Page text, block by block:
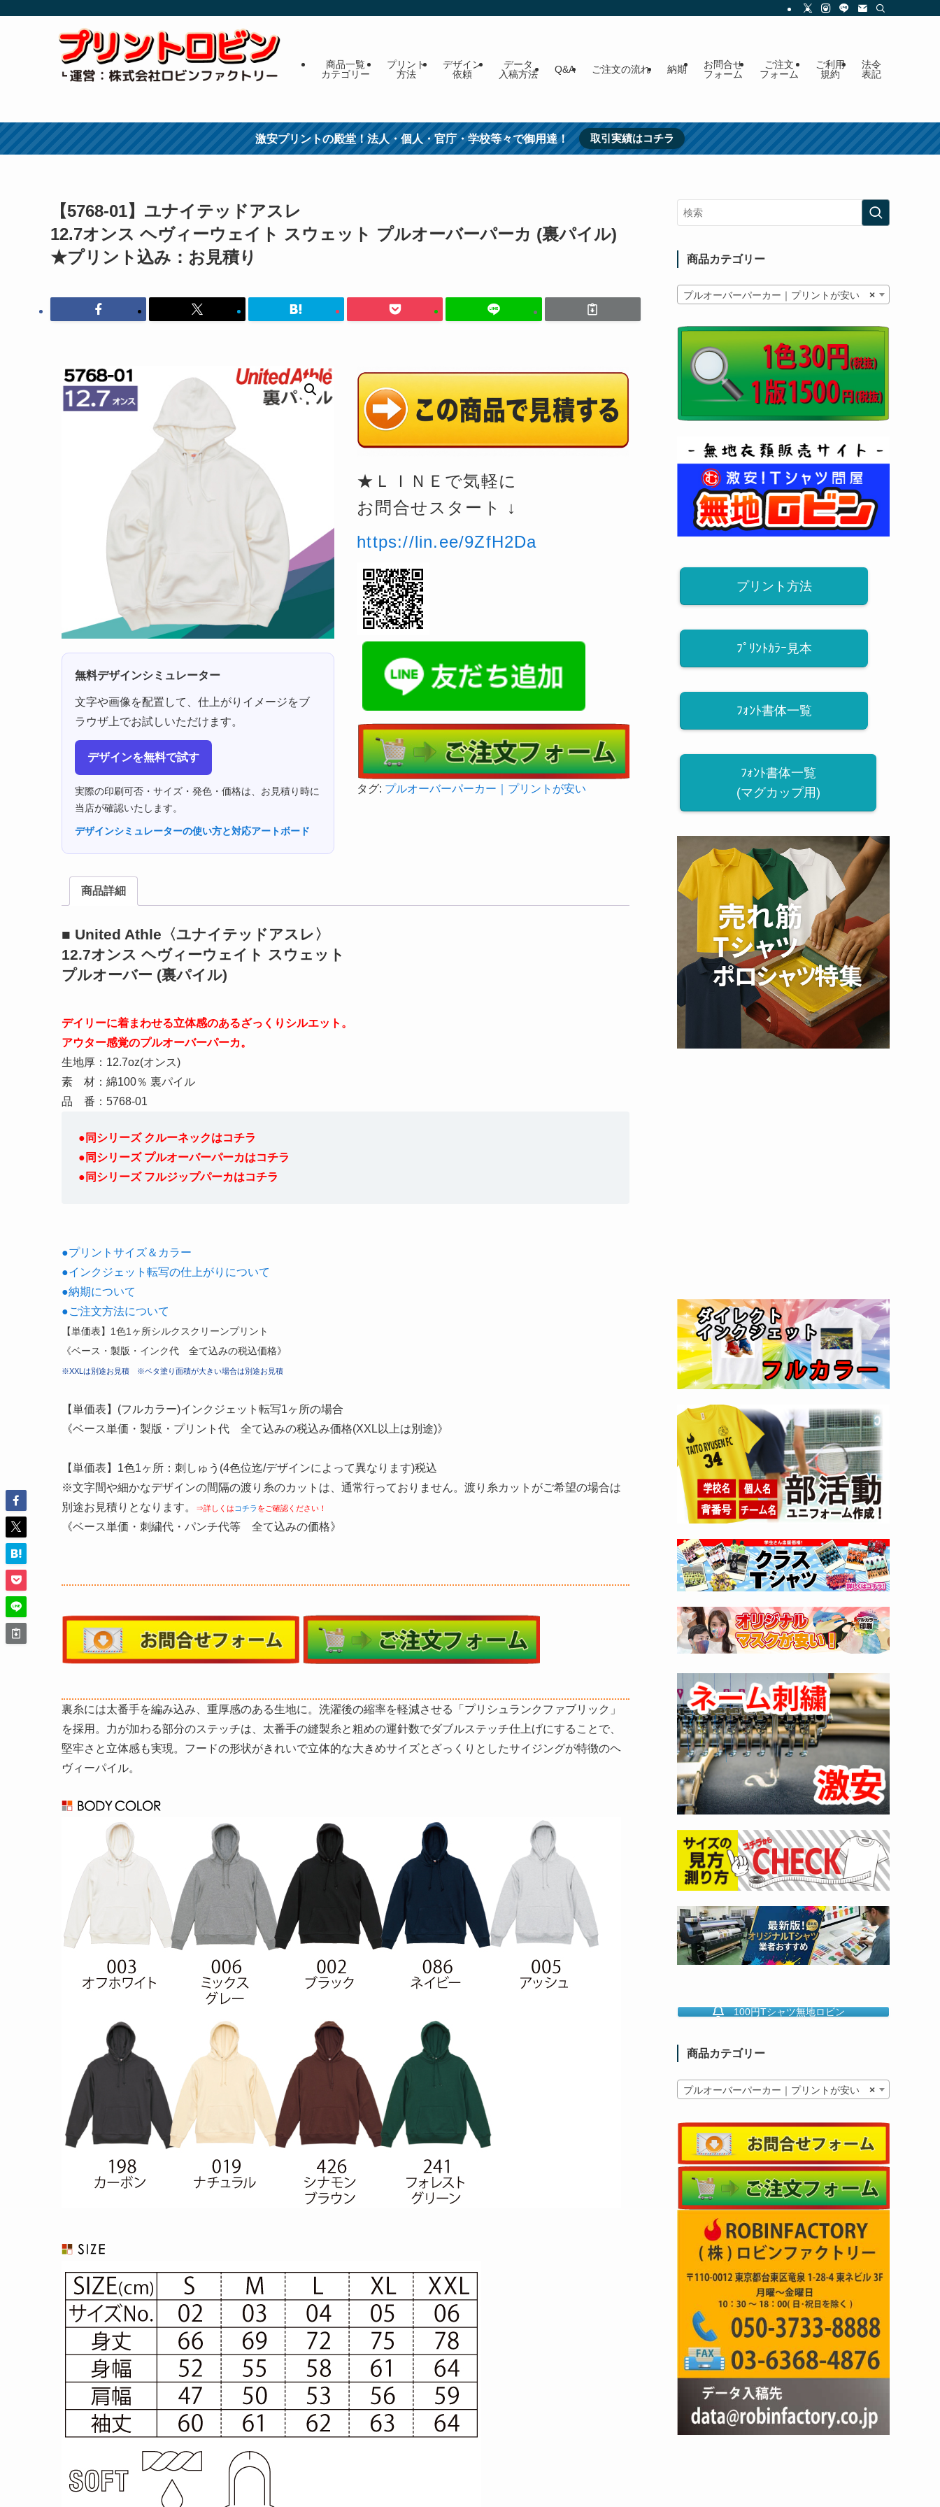
商品一覧
カテゴリー
プリント
方法
デザイン
依頼
データ
入稿方法
Q&A ご注文の流れ 納期
お問合せ
フォーム
ご注文
フォーム
ご利用
規約
法令
表記
激安プリントの殿堂！法人・個人・官庁・学校等々で御用達！ 取引実績はコチラ
【5768-01】ユナイテッドアスレ
12.7オンス ヘヴィーウェイト スウェット プルオーバーパーカ (裏パイル)
★プリント込み：お見積り
無料デザインシミュレーター
文字や画像を配置して、仕上がりイメージをブ
ラウザ上でお試しいただけます。
デザインを無料で試す
実際の印刷可否・サイズ・発色・価格は、お見積り時に
当店が確認いたします。
デザインシミュレーターの使い方と対応アートボード
★ＬＩＮＥで気軽に
お問合せスタート ↓
https://lin.ee/9ZfH2Da
タグ: プルオーバーパーカー｜プリントが安い
商品詳細
■ United Athle〈ユナイテッドアスレ〉
12.7オンス ヘヴィーウェイト スウェット
プルオーバー (裏パイル)
デイリーに着まわせる立体感のあるざっくりシルエット。
アウター感覚のプルオーバーパーカ。
生地厚：12.7oz(オンス)
素 材：綿100％ 裏パイル
品 番：5768-01
●同シリーズ クルーネックはコチラ
●同シリーズ プルオーバーパーカはコチラ
●同シリーズ フルジップパーカはコチラ
●プリントサイズ＆カラー
●インクジェット転写の仕上がりについて
●納期について
●ご注文方法について
【単価表】1色1ヶ所シルクスクリーンプリント
《ベース・製版・インク代 全て込みの税込価格》
※XXLは別途お見積 ※ベタ塗り面積が大きい場合は別途お見積
【単価表】(フルカラー)インクジェット転写1ヶ所の場合
《ベース単価・製版・プリント代 全て込みの税込み価格(XXL以上は別途)》
【単価表】1色1ヶ所：刺しゅう(4色位迄/デザインによって異なります)税込
※文字間や細かなデザインの間隔の渡り糸のカットは、通常行っておりません。渡り糸カットがご希望の場合は
別途お見積りとなります。
⇒詳しくは コチラ をご確認ください！
《ベース単価・刺繍代・パンチ代等 全て込みの価格》
裏糸には太番手を編み込み、重厚感のある生地に。洗濯後の縮率を軽減させる「プリシュランクファブリック」
を採用。力が加わる部分のステッチは、太番手の縫製糸と粗めの運針数でダブルステッチ仕上げにすることで、
堅牢さと立体感も実現。フードの形状がきれいで立体的な大きめサイズとざっくりとしたサイジングが特徴のヘ
ヴィーパイル。
商品カテゴリー
×
プルオーバーパーカー｜プリントが安い
プリント方法
ﾌﾟﾘﾝﾄｶﾗｰ見本
ﾌｫﾝﾄ書体一覧
ﾌｫﾝﾄ書体一覧
(マグカップ用)
100円Tシャツ無地ロビン
商品カテゴリー
×
プルオーバーパーカー｜プリントが安い